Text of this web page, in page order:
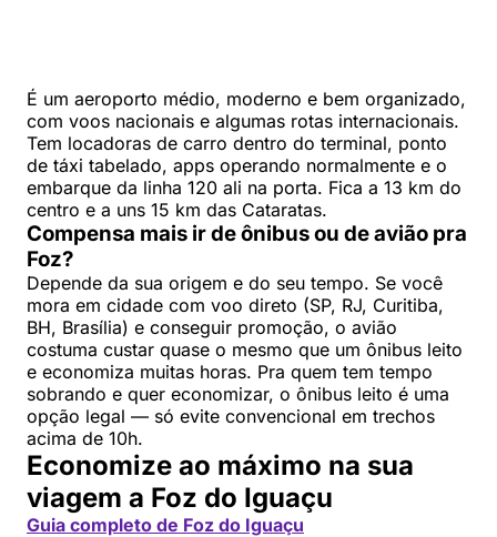
É um aeroporto médio, moderno e bem organizado,
com voos nacionais e algumas rotas internacionais.
Tem locadoras de carro dentro do terminal, ponto
de táxi tabelado, apps operando normalmente e o
embarque da linha 120 ali na porta. Fica a 13 km do
centro e a uns 15 km das Cataratas.
Compensa mais ir de ônibus ou de avião pra
Foz?
Depende da sua origem e do seu tempo. Se você
mora em cidade com voo direto (SP, RJ, Curitiba,
BH, Brasília) e conseguir promoção, o avião
costuma custar quase o mesmo que um ônibus leito
e economiza muitas horas. Pra quem tem tempo
sobrando e quer economizar, o ônibus leito é uma
opção legal — só evite convencional em trechos
acima de 10h.
Economize ao máximo na sua
viagem a Foz do Iguaçu
Guia completo de Foz do Iguaçu